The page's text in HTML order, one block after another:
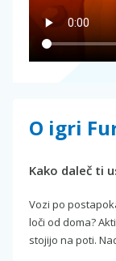
O igri
Kako daleč ti
Vozi po
loči od doma?
stojijo na poti.